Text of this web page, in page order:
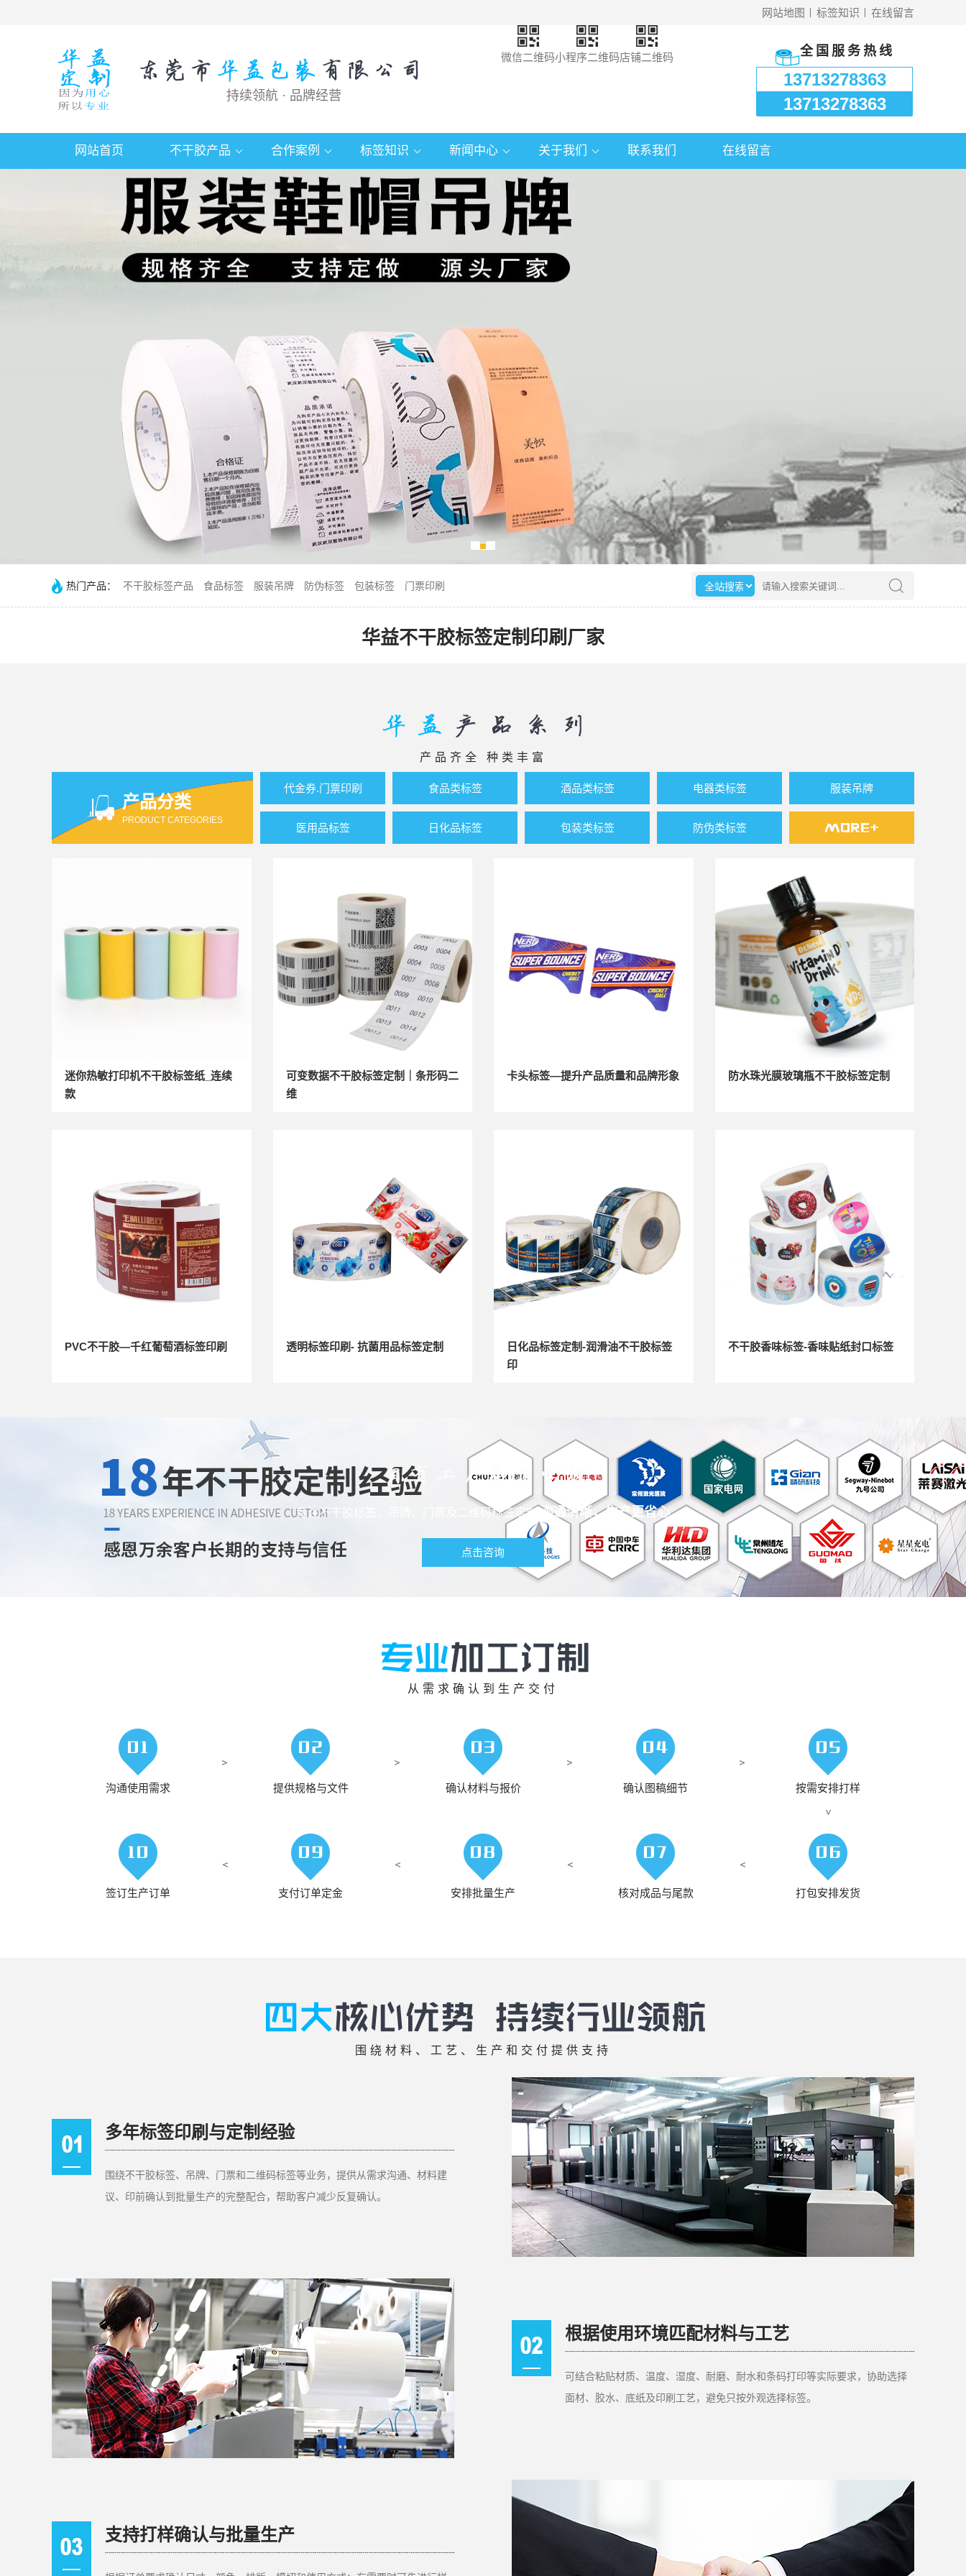
在线留言
标签知识
网站地图
持续领航 · 品牌经营
微信二维码小程序二维码店铺二维码 全国服务热线
13713278363
13713278363
网站首页 不干胶产品 合作案例 标签知识 新闻中心 关于我们 联系我们 在线留言
选择搜索范围 请输入搜索关键词
热门产品： 不干胶标签产品 食品标签 服装吊牌 防伪标签 包装标签 门票印刷
华益不干胶标签定制印刷厂家
产品齐全 种类丰富
产品分类
PRODUCT CATEGORIES
代金券.门票印刷 食品类标签 酒品类标签 电器类标签 服装吊牌
医用品标签 日化品标签 包装类标签 防伪类标签
迷你热敏打印机不干胶标签纸_连续
款
可变数据不干胶标签定制｜条形码二
维
卡头标签—提升产品质量和品牌形象 防水珠光膜玻璃瓶不干胶标签定制
PVC不干胶—千红葡萄酒标签印刷 透明标签印刷- 抗菌用品标签定制
日化品标签定制-润滑油不干胶标签
印
不干胶香味标签-香味贴纸封口标签
专注不干胶标签、吊牌、门票及二维码标签定制 沟通清晰，生产更省心
点击咨询
从需求确认到生产交付
沟通使用需求 提供规格与文件 确认材料与报价 确认图稿细节 按需安排打样
签订生产订单 支付订单定金 安排批量生产 核对成品与尾款 打包安排发货
围绕材料、工艺、生产和交付提供支持
多年标签印刷与定制经验
围绕不干胶标签、吊牌、门票和二维码标签等业务，提供从需求沟通、材料建
议、印前确认到批量生产的完整配合，帮助客户减少反复确认。
根据使用环境匹配材料与工艺
可结合粘贴材质、温度、湿度、耐磨、耐水和条码打印等实际要求，协助选择
面材、胶水、底纸及印刷工艺，避免只按外观选择标签。
支持打样确认与批量生产